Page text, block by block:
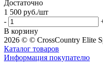
Достаточно
1 500 руб./шт
-
В корзину
2026 © © CrossCountry Elite
Каталог товаров
Информация покупателю